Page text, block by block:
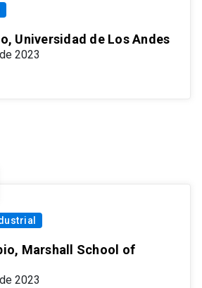
Universidad de Los Andes
2023
Marshall School of
2023